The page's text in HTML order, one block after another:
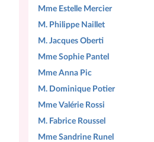
Mme Estelle Mercier
M. Philippe Naillet
M. Jacques Oberti
Mme Sophie Pantel
Mme Anna Pic
M. Dominique Potier
Mme Valérie Rossi
M. Fabrice Roussel
Mme Sandrine Runel